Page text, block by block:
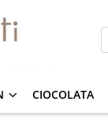
CIOCOLATA